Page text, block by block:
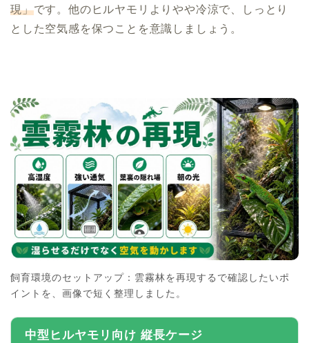
現」です。他のヒルヤモリよりやや冷涼で、しっとり
とした空気感を保つことを意識しましょう。
飼育環境のセットアップ：雲霧林を再現するで確認したいポ
イントを、画像で短く整理しました。
中型ヒルヤモリ向け 縦長ケージ